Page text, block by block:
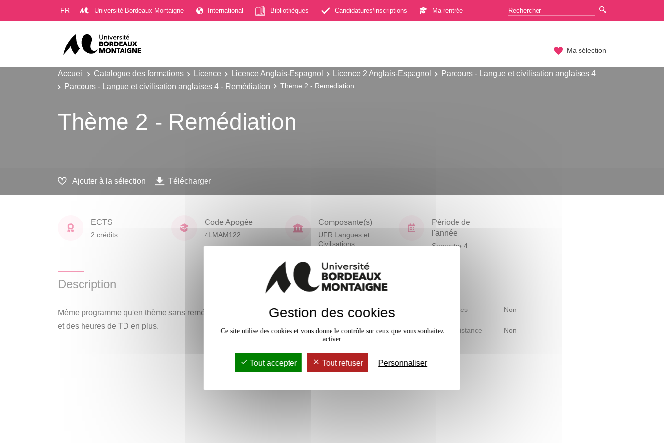
FR Université Bordeaux Montaigne International Bibliothèques Candidatures/inscriptions Ma rentrée
Ma sélection
Accueil Catalogue des formations Licence Licence Anglais-Espagnol Licence 2 Anglais-Espagnol
Parcours - Langue et civilisation anglaises 4
Parcours - Langue et civilisation anglaises 4 - Remédiation
Thème 2 - Remédiation
Thème 2 - Remédiation
Ajouter à la sélection Télécharger
ECTS
2 crédits
Code Apogée
4LMAM122
Composante(s)
UFR Langues et
Civilisations
Période de
l'année
Semestre 4
Description
Même programme qu'en thème sans remédiation mais avec un suivi particulier
et des heures de TD en plus.
Mobilité d'études Non
Accessible à distance Non
Gestion des cookies
Ce site utilise des cookies et vous donne le contrôle sur ceux que vous souhaitez
activer
Tout accepter Tout refuser Personnaliser